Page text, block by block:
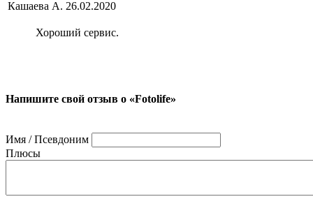
Кашаева А. 26.02.2020
Хороший сервис.
Напишите свой отзыв о «Fotolife»
Имя / Псевдоним
Плюсы